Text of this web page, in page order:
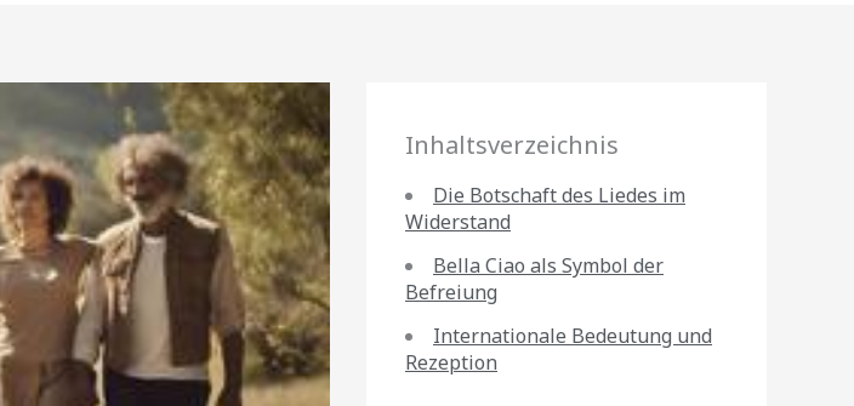
Inhaltsverzeichnis
Die Botschaft des Liedes im
Widerstand
Bella Ciao als Symbol der
Befreiung
Internationale Bedeutung und
Rezeption